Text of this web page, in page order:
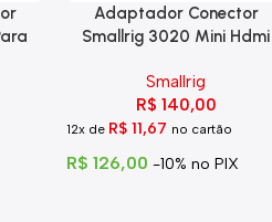
Adaptador Conector
Smallrig 3020 Mini Hdmi
Smallrig
R$ 140,00
12x de R$11,67 no cartão
R$ 126,00 -10% no PIX